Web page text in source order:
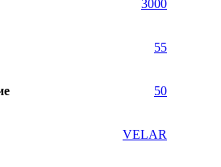
3000
55
50
VELAR